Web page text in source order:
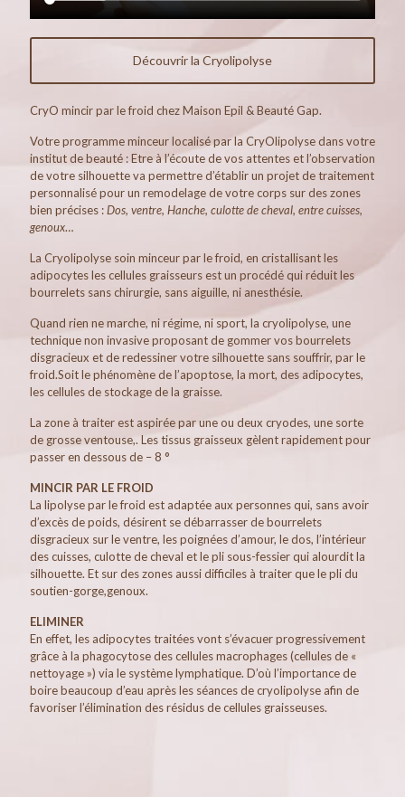
Découvrir la Cryolipolyse
CryO mincir par le froid chez Maison Epil & Beauté Gap.
Votre programme minceur localisé par la CryOlipolyse dans votre
institut de beauté : Etre à l’écoute de vos attentes et l’observation
de votre silhouette va permettre d’établir un projet de traitement
personnalisé pour un remodelage de votre corps sur des zones
bien précises :Dos, ventre, Hanche, culotte de cheval, entre cuisses,
genoux…
La Cryolipolyse soin minceur par le froid, en cristallisant les
adipocytes les cellules graisseurs est un procédé qui réduit les
bourrelets sans chirurgie, sans aiguille, ni anesthésie.
Quand rien ne marche, ni régime, ni sport, la cryolipolyse, une
technique non invasive proposant de gommer vos bourrelets
disgracieux et de redessiner votre silhouette sans souffrir, par le
froid.Soit le phénomène de l’apoptose, la mort, des adipocytes,
les cellules de stockage de la graisse.
La zone à traiter est aspirée par une ou deux cryodes, une sorte
de grosse ventouse,. Les tissus graisseux gèlent rapidement pour
passer en dessous de – 8 °
MINCIR PAR LE FROID
La lipolyse par le froid est adaptée aux personnes qui, sans avoir
d’excès de poids, désirent se débarrasser de bourrelets
disgracieux sur le ventre, les poignées d’amour, le dos, l’intérieur
des cuisses, culotte de cheval et le pli sous-fessier qui alourdit la
silhouette. Et sur des zones aussi difficiles à traiter que le pli du
soutien-gorge,genoux.
ELIMINER
En effet, les adipocytes traitées vont s’évacuer progressivement
grâce à la phagocytose des cellules macrophages (cellules de «
nettoyage ») via le système lymphatique. D’où l’importance de
boire beaucoup d’eau après les séances de cryolipolyse afin de
favoriser l’élimination des résidus de cellules graisseuses.